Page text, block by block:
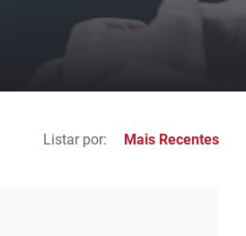
Listar por: Mais Recentes